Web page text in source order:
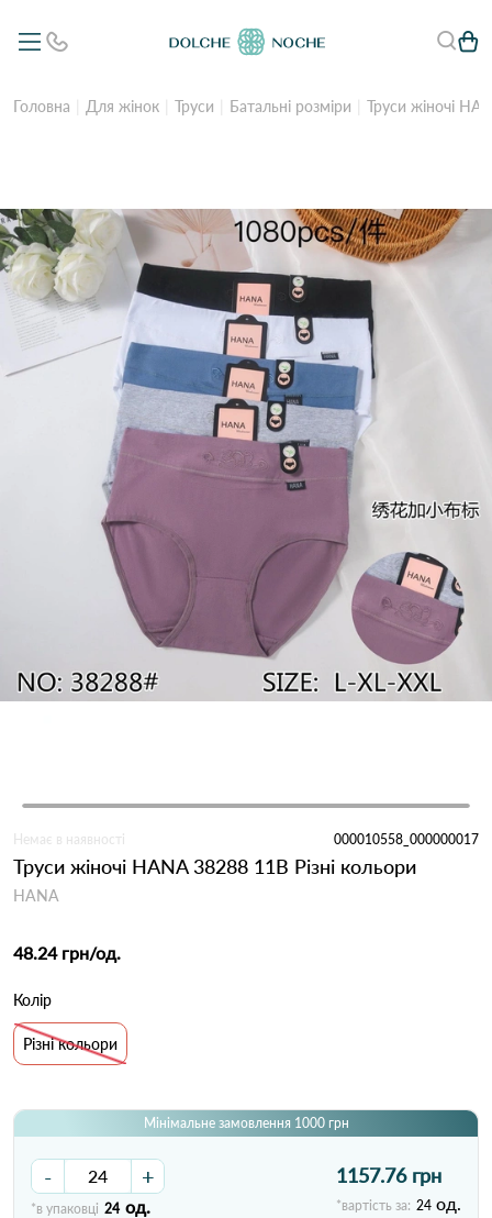
Головна Для жінок Труси Батальні розміри Труси жіночі
Немає в наявності 000010558_000000017
Труси жіночі HANA 38288 11B Різні кольори
HANA
48.24 грн/од.
Колір
Різні кольори
Мінімальне замовлення 1000 грн
- +
*в упаковці 24 од.
1157.76 грн
*вартість за: 24 од.